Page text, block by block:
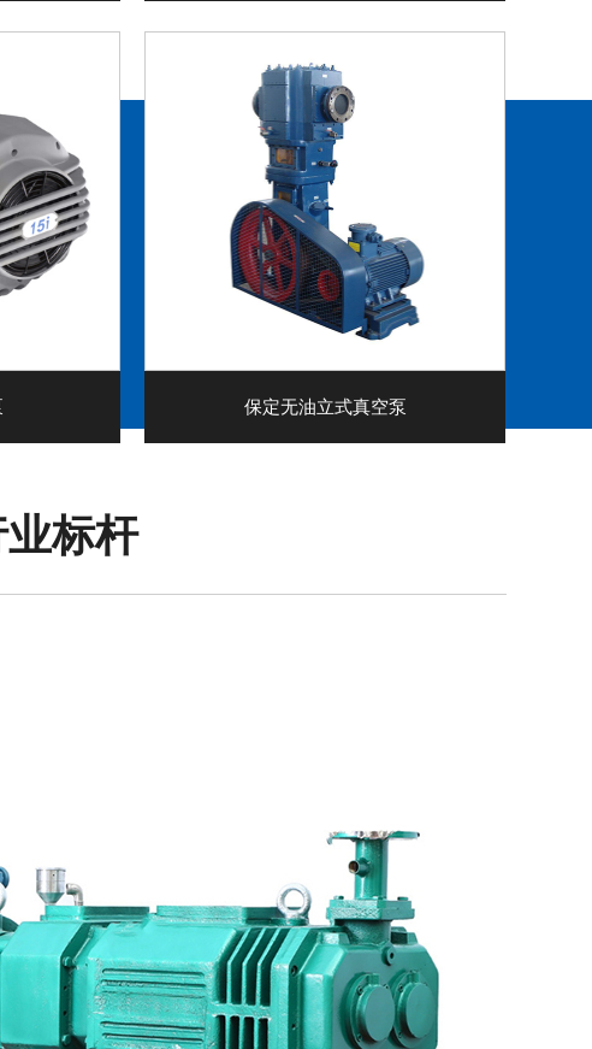
保定无油立式真空泵
标杆